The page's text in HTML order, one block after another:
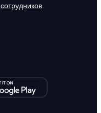
сотрудников